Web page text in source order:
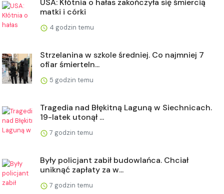
USA: Kłótnia o hałas zakończyła się śmiercią
matki i córki
4 godzin temu
Strzelanina w szkole średniej. Co najmniej 7
ofiar śmierteln...
5 godzin temu
Tragedia nad Błękitną Laguną w Siechnicach.
19-latek utonął ...
7 godzin temu
Były policjant zabił budowlańca. Chciał
uniknąć zapłaty za w...
7 godzin temu